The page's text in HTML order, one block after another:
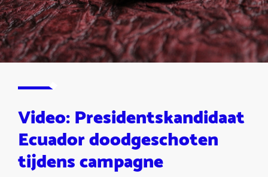
Video: Presidentskandidaat
Ecuador doodgeschoten
tijdens campagne